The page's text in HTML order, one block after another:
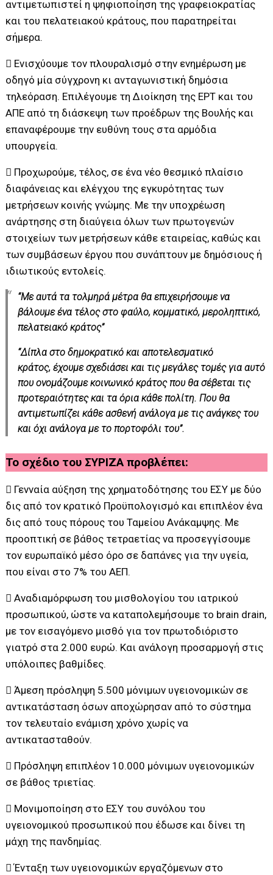
αντιμετωπιστεί η ψηφιοποίηση της γραφειοκρατίας
και του πελατειακού κράτους, που παρατηρείται
σήμερα.
 Ενισχύουμε τον πλουραλισμό στην ενημέρωση με
οδηγό μία σύγχρονη κι ανταγωνιστική δημόσια
τηλεόραση. Επιλέγουμε τη Διοίκηση της ΕΡΤ και του
ΑΠΕ από τη διάσκεψη των προέδρων της Βουλής και
επαναφέρουμε την ευθύνη τους στα αρμόδια
υπουργεία.
 Προχωρούμε, τέλος, σε ένα νέο θεσμικό πλαίσιο
διαφάνειας και ελέγχου της εγκυρότητας των
μετρήσεων κοινής γνώμης. Με την υποχρέωση
ανάρτησης στη διαύγεια όλων των πρωτογενών
στοιχείων των μετρήσεων κάθε εταιρείας, καθώς και
των συμβάσεων έργου που συνάπτουν με δημόσιους ή
ιδιωτικούς εντολείς.
“Με αυτά τα τολμηρά μέτρα θα επιχειρήσουμε να
βάλουμε ένα τέλος στο φαύλο, κομματικό, μεροληπτικό,
πελατειακό κράτος”
“Δίπλα στο δημοκρατικό και αποτελεσματικό
κράτος, έχουμε σχεδιάσει και τις μεγάλες τομές για αυτό
που ονομάζουμε κοινωνικό κράτος που θα σέβεται τις
προτεραιότητες και τα όρια κάθε πολίτη. Που θα
αντιμετωπίζει κάθε ασθενή ανάλογα με τις ανάγκες του
και όχι ανάλογα με το πορτοφόλι του”.
Το σχέδιο του ΣΥΡΙΖΑ προβλέπει:
 Γενναία αύξηση της χρηματοδότησης του ΕΣΥ με δύο
δις από τον κρατικό Προϋπολογισμό και επιπλέον ένα
δις από τους πόρους του Ταμείου Ανάκαμψης. Με
προοπτική σε βάθος τετραετίας να προσεγγίσουμε
τον ευρωπαϊκό μέσο όρο σε δαπάνες για την υγεία,
που είναι στο 7% του ΑΕΠ.
 Αναδιαμόρφωση του μισθολογίου του ιατρικού
προσωπικού, ώστε να καταπολεμήσουμε το brain drain,
με τον εισαγόμενο μισθό για τον πρωτοδιόριστο
γιατρό στα 2.000 ευρώ. Και ανάλογη προσαρμογή στις
υπόλοιπες βαθμίδες.
 Άμεση πρόσληψη 5.500 μόνιμων υγειονομικών σε
αντικατάσταση όσων αποχώρησαν από το σύστημα
τον τελευταίο ενάμιση χρόνο χωρίς να
αντικατασταθούν.
 Πρόσληψη επιπλέον 10.000 μόνιμων υγειονομικών
σε βάθος τριετίας.
 Μονιμοποίηση στο ΕΣΥ του συνόλου του
υγειονομικού προσωπικού που έδωσε και δίνει τη
μάχη της πανδημίας.
 Ένταξη των υγειονομικών εργαζόμενων στο